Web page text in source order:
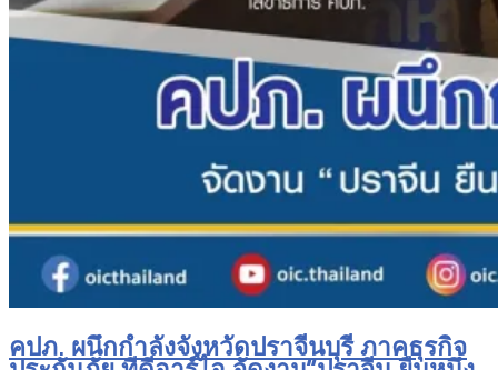
คปภ. ผนึกกำลังจังหวัดปราจีนบุรี ภาคธุรกิจ